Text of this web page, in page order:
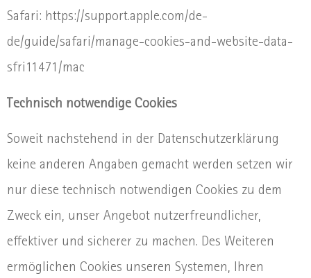
Safari: https://support.apple.com/de-
de/guide/safari/manage-cookies-and-website-data-
sfri11471/mac
Technisch notwendige Cookies
Soweit nachstehend in der Datenschutzerklärung
keine anderen Angaben gemacht werden setzen wir
nur diese technisch notwendigen Cookies zu dem
Zweck ein, unser Angebot nutzerfreundlicher,
effektiver und sicherer zu machen. Des Weiteren
ermöglichen Cookies unseren Systemen, Ihren